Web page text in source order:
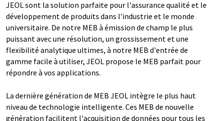
JEOL sont la solution parfaite pour l'assurance qualité et le
développement de produits dans l'industrie et le monde
universitaire. De notre MEB à émission de champ le plus
puissant avec une résolution, un grossissement et une
flexibilité analytique ultimes, à notre MEB d'entrée de
gamme facile à utiliser, JEOL propose le MEB parfait pour
répondre à vos applications.
La dernière génération de MEB JEOL intègre le plus haut
niveau de technologie intelligente. Ces MEB de nouvelle
génération facilitent l'acquisition de données pour tous les